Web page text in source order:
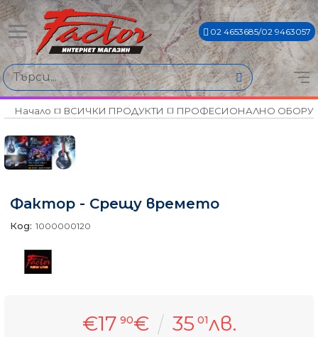
02 4653685/02 9463057
Начало ВСИЧКИ ПРОДУКТИ ПРОФЕСИОНАЛНО
Фактор - Срещу времето
Код: 1000000120
€17 90€ 35 01лв.